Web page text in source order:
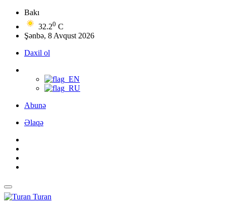
Bakı
32.20 C
Şənbə, 8 Avqust 2026
Daxil ol
Abunə
Əlaqə
Turan